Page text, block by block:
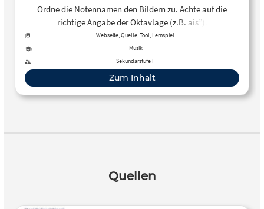
Ordne die Notennamen den Bildern zu. Achte auf die
richtige Angabe der Oktavlage (z.B. ais”).
Webseite, Quelle, Tool, Lernspiel
Musik
Sekundarstufe I
Zum Inhalt
Quellen